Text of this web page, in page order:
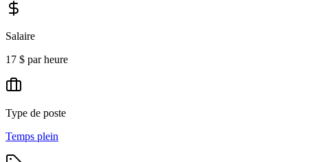
Salaire
17 $ par heure
Type de poste
Temps plein